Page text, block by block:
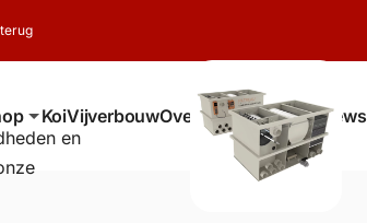
KoiVijverbouwOver onsContactReviews
en